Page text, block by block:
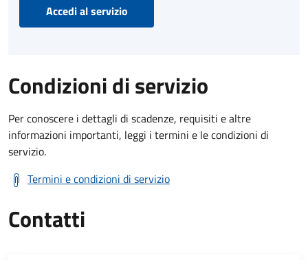
Accedi al servizio
Condizioni di servizio
Per conoscere i dettagli di scadenze, requisiti e altre
informazioni importanti, leggi i termini e le condizioni di
servizio.
Termini e condizioni di servizio
Contatti